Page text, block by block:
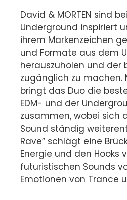
David & MORTEN sind
Underground inspiriert
ihrem Markenzeichen
und Formate aus dem
herauszuholen und der
zugänglich zu machen.
bringt das Duo die
EDM- und der
zusammen, wobei sich
Sound ständig
Rave” schlägt eine
Energie und den Hooks
futuristischen Sounds
Emotionen von Trance